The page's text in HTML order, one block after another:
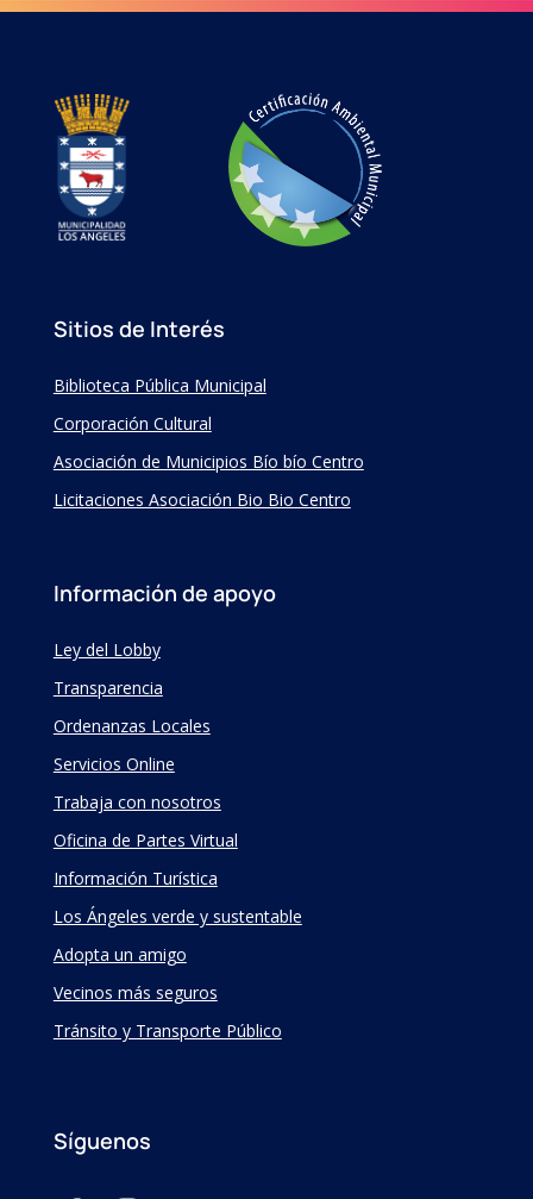
Sitios de Interés
Biblioteca Pública Municipal
Corporación Cultural
Asociación de Municipios Bío bío Centro
Licitaciones Asociación Bio Bio Centro
Información de apoyo
Ley del Lobby
Transparencia
Ordenanzas Locales
Servicios Online
Trabaja con nosotros
Oficina de Partes Virtual
Información Turística
Los Ángeles verde y sustentable
Adopta un amigo
Vecinos más seguros
Tránsito y Transporte Público
Síguenos